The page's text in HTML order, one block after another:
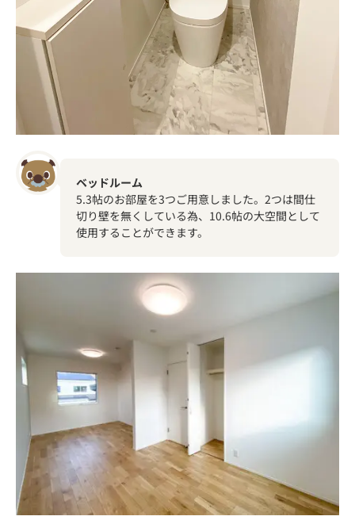
ベッドルーム
5.3帖のお部屋を3つご用意しました。2つは間仕
切り壁を無くしている為、10.6帖の大空間として
使用することができます。